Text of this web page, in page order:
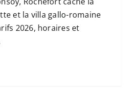
et la villa gallo-romaine
2026, horaires et